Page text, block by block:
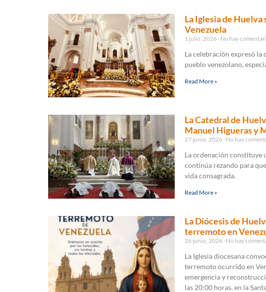
La Iglesia de
Venezuela
1 julio, 2026 No hay
La celebración expresó la
pueblo venezolano,
Read More »
La Catedral de
Manuel Higueras y
27 junio, 2026 No hay
La ordenación constituye
continúa rezando para
vida consagrada.
Read More »
La Diócesis de
terremoto en
26 junio, 2026 No hay
La Iglesia diocesana
terremoto ocurrido en
emergencia y
las 20:00 horas, en la